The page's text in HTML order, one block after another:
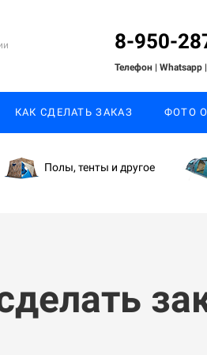
8-950-
Телефон | Whatsapp
КАК СДЕЛАТЬ ЗАКАЗ ФОТО
Полы, тенты и другое